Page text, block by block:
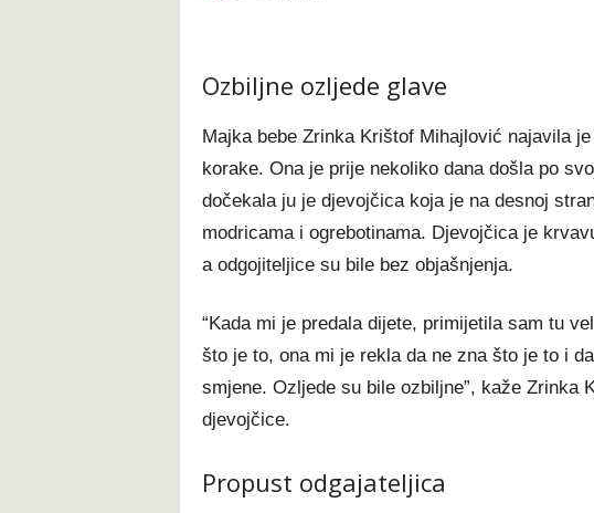
Ozbiljne ozljede glave
Majka bebe Zrinka Krištof Mihajlović najavila
korake. Ona je prije nekoliko dana došla po
dočekala ju je djevojčica koja je na desnoj
modricama i ogrebotinama. Djevojčica je
a odgojiteljice su bile bez objašnjenja.
“Kada mi je predala dijete, primijetila sam tu
što je to, ona mi je rekla da ne zna što je to i
smjene. Ozljede su bile ozbiljne”, kaže Zrinka
djevojčice.
Propust odgajateljica